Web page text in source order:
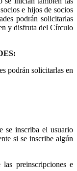
e hijos de socios
podrán solicitarlas
y disfruta del Círculo
podrán solicitarlas en
se inscriba el usuario
si se inscribe algún
preinscripciones e